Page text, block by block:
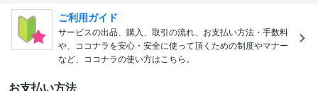
ご利用ガイド
サービスの出品、購入、取引の流れ、お支払い方法・手数料
や、ココナラを安心・安全に使って頂くための制度やマナー
など、ココナラの使い方はこちら。
お支払い方法